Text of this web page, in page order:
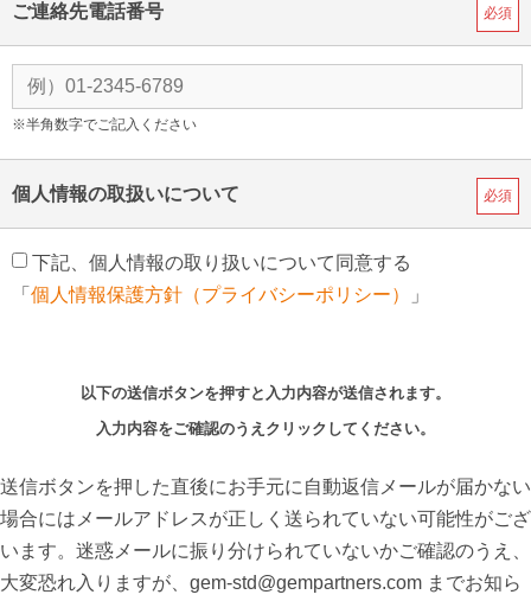
ご連絡先電話番号 必須
※半角数字でご記入ください
個人情報の取扱いについて 必須
下記、個人情報の取り扱いについて同意する
「 個人情報保護方針（プライバシーポリシー） 」
以下の送信ボタンを押すと入力内容が送信されます。
入力内容をご確認のうえクリックしてください。
送信ボタンを押した直後にお手元に自動返信メールが届かない
場合にはメールアドレスが正しく送られていない可能性がござ
います。迷惑メールに振り分けられていないかご確認のうえ、
大変恐れ入りますが、gem-std@gempartners.com までお知ら